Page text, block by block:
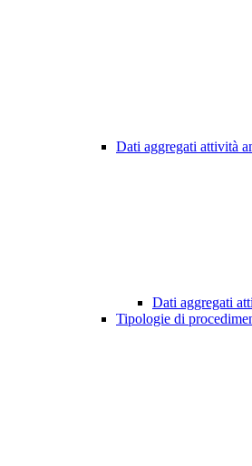
Dati aggregati attività
Dati aggregati
Tipologie di